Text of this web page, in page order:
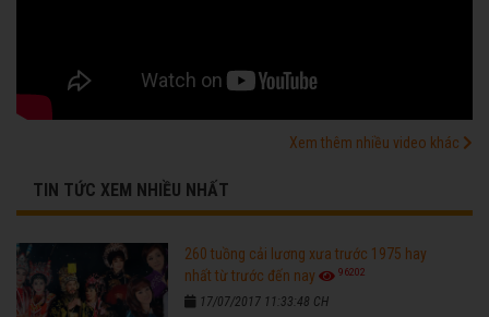
Xem thêm nhiều video khác
TIN TỨC XEM NHIỀU NHẤT
260 tuồng cải lương xưa trước 1975 hay
nhất từ trước đến nay
96202
17/07/2017 11:33:48 CH